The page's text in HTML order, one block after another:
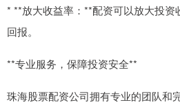
* **放大收益率：**配资可以放大投资
回报。
**专业服务，保障投资安全**
珠海股票配资公司拥有专业的团队和